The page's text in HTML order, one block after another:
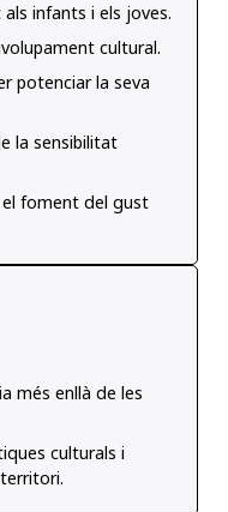
infants i els joves.
cultural.
potenciar la seva
la sensibilitat
foment del gust
més enllà de les
culturals i